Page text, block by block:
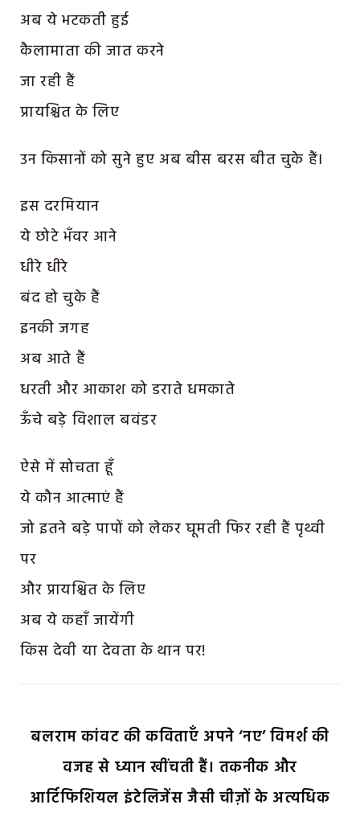
अब ये भटकती हुई
कैलामाता की जात करने
जा रही हैं
प्रायश्चित के लिए
उन किसानों को सुने हुए अब बीस बरस बीत चुके हैं।
इस दरमियान
ये छोटे भँवर आने
धीरे धीरे
बंद हो चुके हैं
इनकी जगह
अब आते हैं
धरती और आकाश को डराते धमकाते
ऊँचे बड़े विशाल बवंडर
ऐसे में सोचता हूँ
ये कौन आत्माएं हैं
जो इतने बड़े पापों को लेकर घूमती फिर रही हैं पृथ्वी
पर
और प्रायश्चित के लिए
अब ये कहाँ जायेंगी
किस देवी या देवता के थान पर!
बलराम कांवट की कविताएँ अपने ‘नए’ विमर्श की
वजह से ध्यान खींचती हैं। तकनीक और
आर्टिफिशियल इंटेलिजेंस जैसी चीज़ों के अत्यधिक